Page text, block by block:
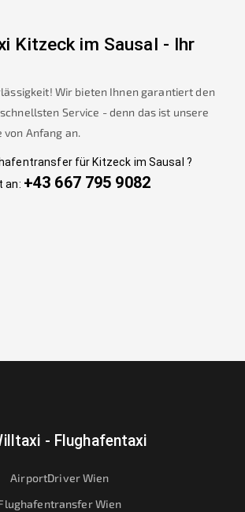
Kitzeck im Sausal - Ihr
Wir bieten Ihnen garantiert den
Service - denn das ist unsere
von Anfang an.
für Kitzeck im Sausal ?
an: +43 667 795 9082
- Flughafentaxi
AirportDriver Wien
Wien